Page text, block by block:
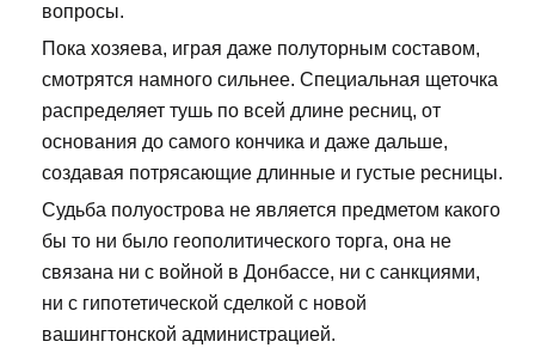
вопросы.
Пока хозяева, играя даже полуторным составом,
смотрятся намного сильнее. Специальная щеточка
распределяет тушь по всей длине ресниц, от
основания до самого кончика и даже дальше,
создавая потрясающие длинные и густые ресницы.
Судьба полуострова не является предметом какого
бы то ни было геополитического торга, она не
связана ни с войной в Донбассе, ни с санкциями,
ни с гипотетической сделкой с новой
вашингтонской администрацией.